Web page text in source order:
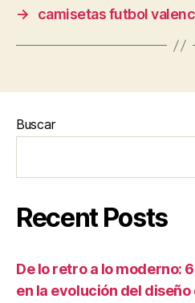
→
camisetas futbol
Buscar
Recent Posts
De lo retro a lo moderno:
en la evolución del